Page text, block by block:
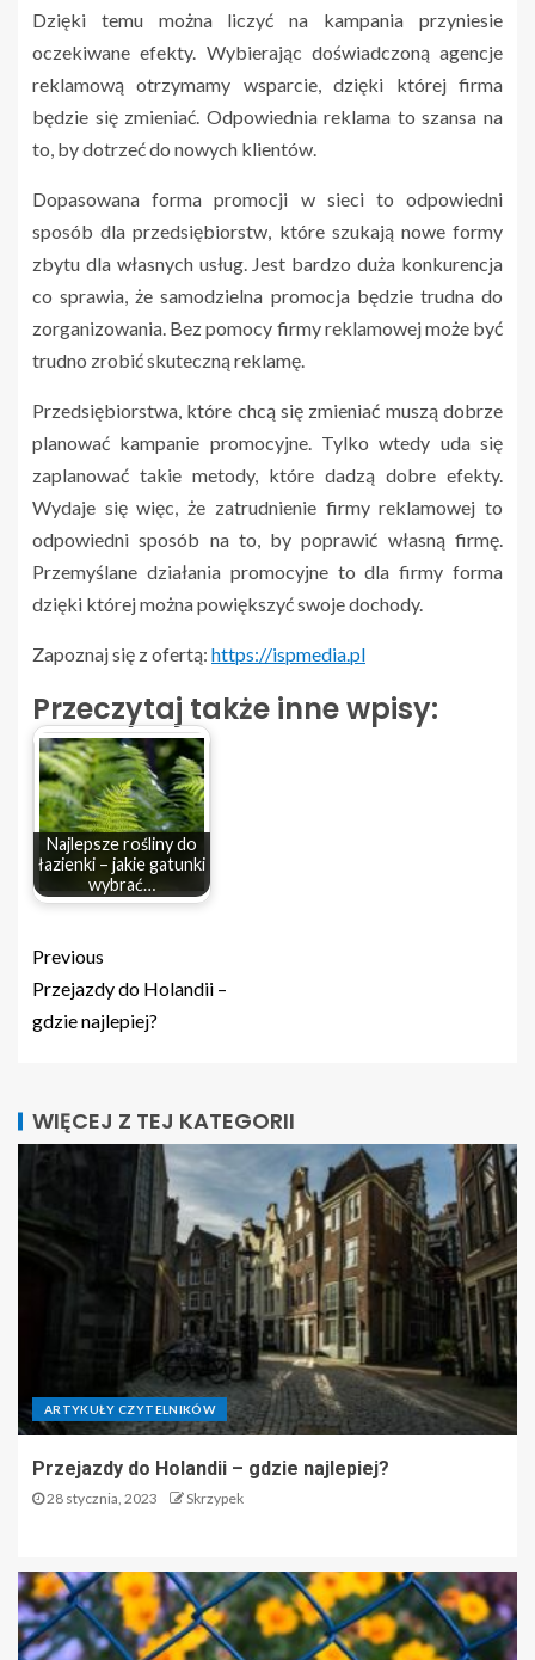
Dzięki temu można liczyć na kampania przyniesie
oczekiwane efekty. Wybierając doświadczoną agencje
reklamową otrzymamy wsparcie, dzięki której firma
będzie się zmieniać. Odpowiednia reklama to szansa na
to, by dotrzeć do nowych klientów.
Dopasowana forma promocji w sieci to odpowiedni
sposób dla przedsiębiorstw, które szukają nowe formy
zbytu dla własnych usług. Jest bardzo duża konkurencja
co sprawia, że samodzielna promocja będzie trudna do
zorganizowania. Bez pomocy firmy reklamowej może być
trudno zrobić skuteczną reklamę.
Przedsiębiorstwa, które chcą się zmieniać muszą dobrze
planować kampanie promocyjne. Tylko wtedy uda się
zaplanować takie metody, które dadzą dobre efekty.
Wydaje się więc, że zatrudnienie firmy reklamowej to
odpowiedni sposób na to, by poprawić własną firmę.
Przemyślane działania promocyjne to dla firmy forma
dzięki której można powiększyć swoje dochody.
Zapoznaj się z ofertą: https://ispmedia.pl
Przeczytaj także inne wpisy:
Najlepsze rośliny do
łazienki – jakie gatunki
wybrać…
Previous
Przejazdy do Holandii –
gdzie najlepiej?
WIĘCEJ Z TEJ KATEGORII
ARTYKUŁY CZYTELNIKÓW
Przejazdy do Holandii – gdzie najlepiej?
28 stycznia, 2023 Skrzypek